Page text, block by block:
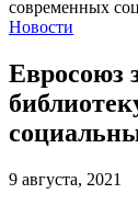
Новости
Евросоюз
9 августа, 2021